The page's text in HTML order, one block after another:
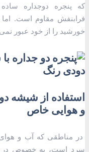
که پنجره دوجداره
فرابنفش مقاوم است. اما
خورشید را از خود عبور
استفاده از شیشه
و هوایی خاص
در مناطقی که آب و
سرد است، به خصوص در